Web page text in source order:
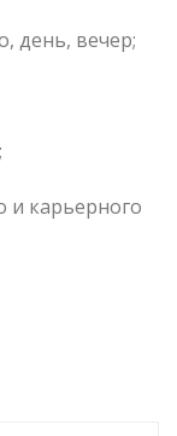
день, вечер;
и карьерного